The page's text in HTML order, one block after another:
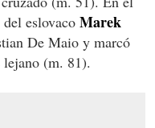
eslovaco Marek
De Maio y marcó
lejano (m. 81).